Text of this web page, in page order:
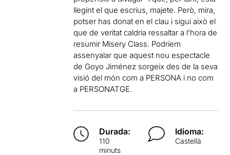
llegint el que escrius, majete. Però, mira,
potser has donat en el clau i sigui això el
que de veritat caldria ressaltar a l’hora de
resumir Misery Class. Podríem
assenyalar que aquest nou espectacle
de Goyo Jiménez sorgeix des de la seva
visió del món com a PERSONA i no com
a PERSONATGE.
Durada:
110
minuts
Idioma:
Castellà